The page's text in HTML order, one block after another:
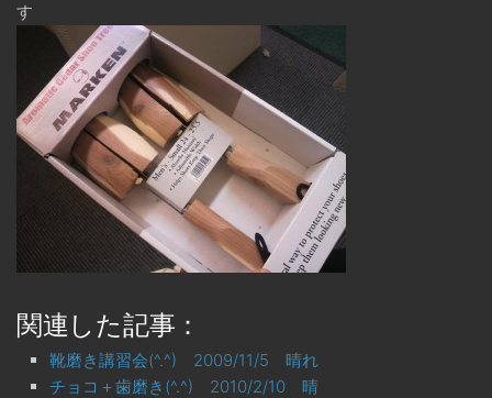
す
関連した記事：
靴磨き講習会(^.^) 2009/11/5 晴れ
チョコ＋歯磨き(^.^) 2010/2/10 晴